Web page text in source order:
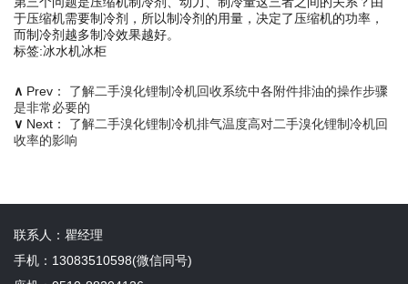
于压缩机需要制冷剂，所以制冷剂的用量，决定了压缩机的功率，
而制冷剂越多制冷效果越好。
标签:冰水机冰柜
∧ Prev： 了解二手溴化锂制冷机回收系统中各附件排油的操作步骤
是非常必要的
∨ Next： 了解二手溴化锂制冷机排气温度高对二手溴化锂制冷机回
收率的影响
联系人：瞿经理
手机：13083510598(微信同号)